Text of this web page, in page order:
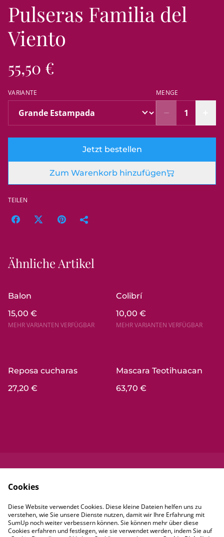
Pulseras Familia del
Viento
55,50 €
VARIANTE MENGE
Jetzt bestellen
Zum Warenkorb hinzufügen
TEILEN
Ähnliche Artikel
Balon
15,00 €
MEHR VARIANTEN VERFÜGBAR
Colibrí
10,00 €
MEHR VARIANTEN VERFÜGBAR
Reposa cucharas
27,20 €
Mascara Teotihuacan
63,70 €
mungen von
SumUp
Cookies
Diese Website verwendet Cookies. Diese kleine Dateien helfen uns zu
verstehen, wie Sie unsere Dienste nutzen, damit wir Ihre Erfahrung mit
SumUp noch weiter verbessern können. Sie können mehr über diese
Cookies erfahren und festlegen, wie sie verwendet werden, indem Sie auf